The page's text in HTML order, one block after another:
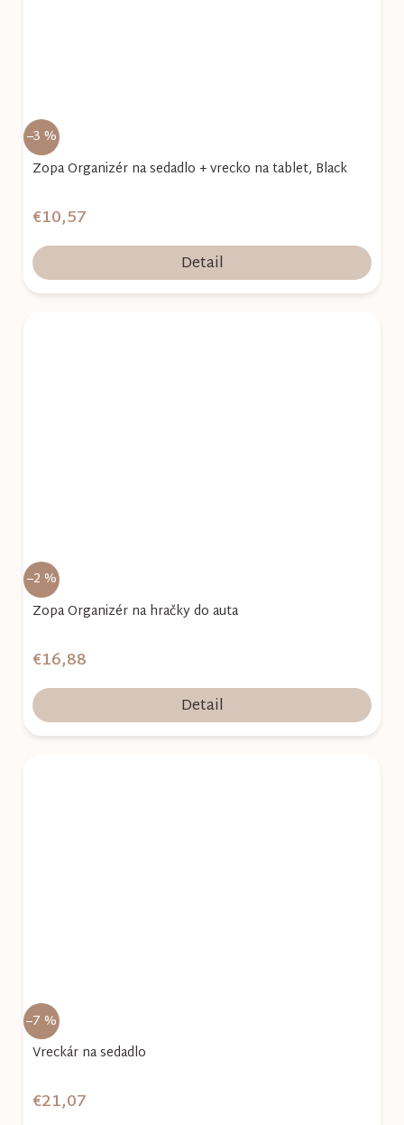
–3 %
Zopa Organizér na sedadlo + vrecko na tablet, Black
€10,57
Detail
–2 %
Zopa Organizér na hračky do auta
€16,88
Detail
–7 %
Vreckár na sedadlo
€21,07